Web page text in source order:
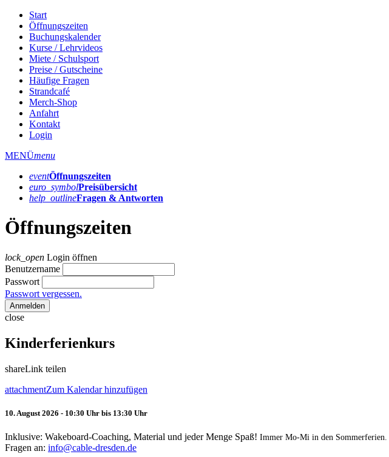
Start
Öffnungszeiten
Buchungskalender
Kurse / Lehrvideos
Miete / Schulsport
Preise / Gutscheine
Häufige Fragen
Strandcafé
Merch-Shop
Anfahrt
Kontakt
Login
MENÜmenu
eventÖffnungs­zeiten
euro_symbolPreis­übersicht
help_outlineFragen & Antworten
Öffnungszeiten
lock_open Login öffnen
Benutzername
Passwort
Passwort vergessen.
Anmelden
close
Kinderferienkurs
shareLink teilen
attachmentZum Kalendar hinzufügen
10. August 2026 - 10:30 Uhr bis 13:30 Uhr
Inklusive: Wakeboard-Coaching, Material und jeder Menge Spaß! Immer Mo-Mi in den Sommerferien.
Fragen an: info@cable-dresden.de